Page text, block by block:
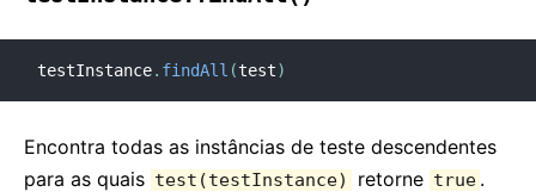
testInstance. findAll (test)
Encontra todas as instâncias de teste descendentes
para as quais test(testInstance) retorne true .